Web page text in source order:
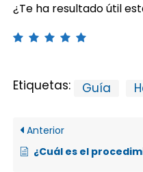
¿Te ha resultado útil
Etiquetas: Guía
Anterior
¿Cuál es el procedimiento de